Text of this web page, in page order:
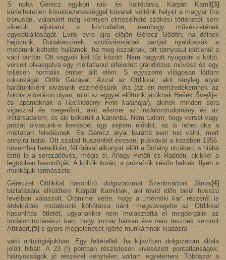
S noha Gérecz egykori rab- és költőtársa, Kárpáti Kamil[3]
kérlelhetetlen következetességgel követeli költőnk helyét a magyar líra
trónusán, valamiért még könnyen elmesélhető szökési történetét sem
sikerült eljuttatni a köztudatba, nemhogy művészetének
egyedülállóságát. Évről évre újra előjön Gérecz Gödön; ha délnek
hajózunk, Dunakeszinek, szülővárosának partjait nyaldossák a
motorunk keltette hullámok, ha meg északnak, ott tornyosul időtlenül a
váci börtön. Ott vagyok két tűz között. Nem hagyott nyugodni a költő,
verseit olvasgatva egy méltatlanul elfeledett grandiózus művész és egy
teljesen normális ember állt elém. S egyszerre világosan láttam
rokonságát Ottlik Gézával. Azzal az Ottlikkal, akit tényleg atyai
barátunkként olvasunk eszmélésünk óta (az én nemzedékemnek az
Iskola a határonolyan, mint az eggyel előttünk járóknak Hašek Švejkje,
és apáméknak aHuckleberry Finn kalandjai), akinek minden sora
vigasztal és megerősít, akit elismer az irodalomtudomány és az
írótársadalom, és aki bekerült a kánonba. Nem tudom, hogy verset vagy
prózát olvasunk-e kevésbé; úgy sejtem előbbit, ez is lehet oka a
méltatlan feledésnek. És Gérecz atyai baráttá sem tud válni, mert
annyira fiatal. Ott szalad huszonhét évesen, puskával a kezében 1956.
november hetedikén, fél órával alkonyat előtt a Dohány utcában, s hiába
teríti le a sorozatlövés, mégis él. Ahogy Petőfi és Radnóti, akikkel a
legtöbben hasonlítják. A költők korán, a prózaírók későn halnak. Ilyen a
munkájuk természete.
Géreczet Ottlikkal hasonlító dolgozatomat Szentmártoni János [4]
biztatására elküldtem Kárpáti Kamilnak, aki rövid időn belül hosszú
levélben válaszolt. Örömmel vette, hogy a „mérnöki kar” részéről is
érdeklődés mutatkozik költőtársa iránt, megsüvegelte az Ottlikkal
hasonlítás ötletét, ugyanakkor nem mulasztotta el megdorgálni az
irodalomtörténészi kart, hogy immár hatvan éve nem tesznek semmit
Attiláért, [5] s gyors megjelenését ígérte munkámnak kiadásra
váró antológiájukban. Egy feltétellel: ha kijavítom dolgozatom általa
jelölt hibáit. A 23 (!) pontban részletesen kivesézett pontatlanságok,
hiányosságok jó részével kénytelen voltam egyetérteni. Többször a